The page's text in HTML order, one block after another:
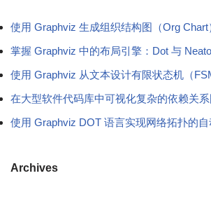
使用 Graphviz 生成组织结构图（Org Chart
掌握 Graphviz 中的布局引擎：Dot 与
使用 Graphviz 从文本设计有限状态机（
在大型软件代码库中可视化复杂的依赖关系
使用 Graphviz DOT 语言实现网络拓扑的
Archives